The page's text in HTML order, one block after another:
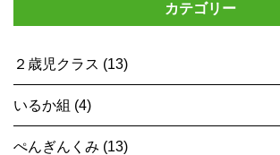
カテゴリー
２歳児クラス (13)
いるか組 (4)
ぺんぎんくみ (13)